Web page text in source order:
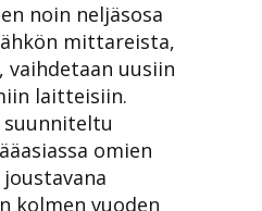
noin neljäsosa
mittareista,
vaihdetaan uusiin
laitteisiin.
omien
kolmen vuoden